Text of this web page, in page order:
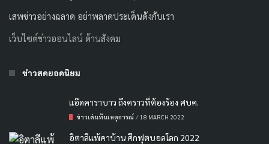
เสพข่าวอย่างฉลาด อย่าพลาดประเด็นดังกับเรา
เว็บไซต์ข่าวออนไลน์ ด้านสังคม
ข่าวสดยอดนิยม
แอ๊ดคาราบาว ถึงคราวที่ต้องร้อง ศบค.
ข่าวเด่นทันเหตุการณ์ / 18 MARCH 2022
อิตาลีแพ้คาบ้าน ศึกฟุตบอลโลก 2022